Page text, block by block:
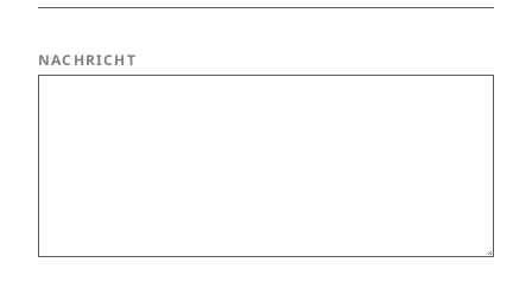
NACHRICHT